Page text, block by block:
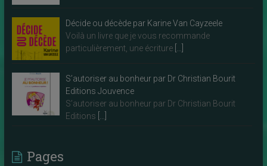
Décide ou décède par Karine Van Cayzeele
Voilà un livre que je vous recommande
particulièrement, une écriture […]
S’autoriser au bonheur par Dr Christian Bourit
Editions Jouvence
S’autoriser au bonheur par Dr Christian Bourit
Editions […]
Pages